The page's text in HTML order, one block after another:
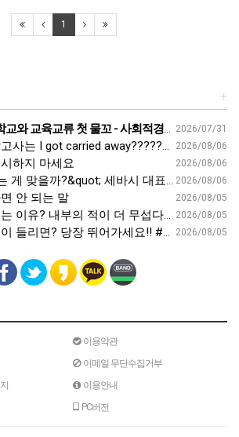
1
+
2026/07/31
와 교육교류 첫 물꼬 - 사회적경제뉴스
2026/08/06
사는 I got carried away????????
2026/08/06
하지 마세요
2026/08/06
바시 대표가 비교 지옥에서 탈출한 방법 [#세바시45 에디토리얼 ep.2]
2026/08/05
안 되는 말
2026/08/05
이 더 무섭다? 인간이 갈등을 빚는 이유ㅣ최재천의 아마존
2026/08/05
장 뛰어가세요!! #영어회화 #영어표현 #영어공부
이용약관
이메일 무단수집거부
이용안내
PC버전